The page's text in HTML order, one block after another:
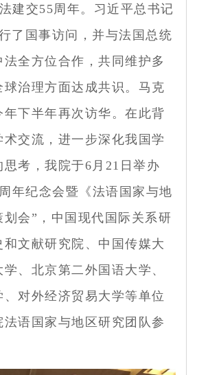
建交55周年。习近平总书记
了国事访问，并与法国总统
全方位合作，共同维护多
治理方面达成共识。马克
年下半年再次访华。在此背
交流，进一步深化我国学
考，我院于6月21日举办
年纪念会暨《法语国家与地
划会”，中国现代国际关系研
文献研究院、中国传媒大
、北京第二外国语大学、
对外经济贸易大学等单位
语国家与地区研究团队参